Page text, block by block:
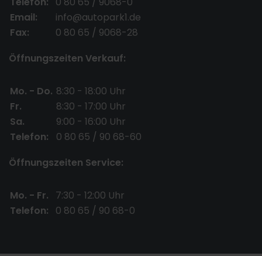
Email:
info@autopark1.de
Fax:
0 80 65 / 9068-28
Öffnungszeiten Verkauf:
Mo. - Do. 8:30 - 18:00 Uhr
Fr.
8:30 - 17:00 Uhr
Sa.
9:00 - 16:00 Uhr
Telefon:
0 80 65 / 90 68-60
Öffnungszeiten Service:
Mo. - Fr.
7:30 - 12:00 Uhr
Telefon:
0 80 65 / 90 68-0